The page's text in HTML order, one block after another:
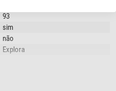
à época apenas vagamente
parte do Império Mongol, a
leste da Austrália. A "terra
ensombreada.
diferentes cartografias. Os
93
sim
não
Explora